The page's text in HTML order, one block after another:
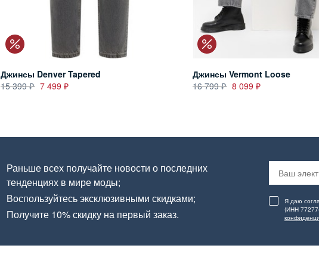
Джинсы Denver Tapered
15 399
7 499
Джинсы Vermont Loose
16 799
8 099
Раньше всех получайте новости о последних
тенденциях в мире моды;
Воспользуйтесь эксклюзивными скидками;
Получите 10% скидку на первый заказ.
Я даю
(ИНН